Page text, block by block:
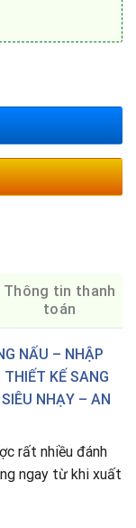
Thông tin thanh
toán
NẤU – NHẬP
KẾ SANG
NHẠY – AN
rất nhiều đánh
ngay từ khi xuất